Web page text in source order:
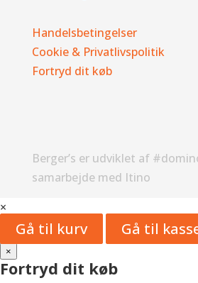
Handelsbetingelser
Cookie & Privatlivspolitik
Fortryd dit køb
Berger’s er udviklet af
samarbejde med Itino
×
Gå til kurv Gå til
×
Fortryd dit køb